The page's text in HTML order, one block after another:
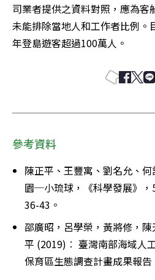
司業者提供之資料對照，應為客
未能排除當地人和工作者比例。
年登島遊客超過100萬人。
參考資料
陳正平、王豐寓、劉名允、
園─小琉球，《科學發展》
36-43。
邵廣昭，呂學榮，黃將修，
平 (2019)︰ 臺灣南部海域人
保育區生態調查計畫成果報告